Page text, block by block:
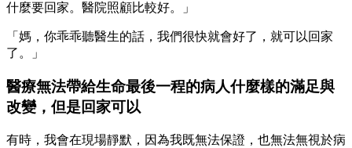
什麼要回家。醫院照顧比較好。」
「媽，你乖乖聽醫生的話，我們很快就會好了，就可以回家
了。」
醫療無法帶給生命最後一程的病人什麼樣的滿足與
改變，但是回家可以
有時，我會在現場靜默，因為我既無法保證，也無法無視於病